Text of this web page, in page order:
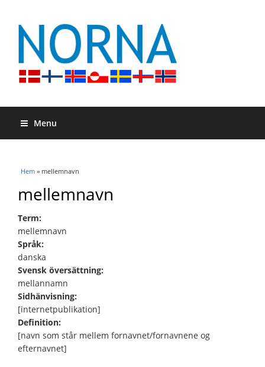
Menu
Du är här
Hem » mellemnavn
mellemnavn
Term:
mellemnavn
Språk:
danska
Svensk översättning:
mellannamn
Sidhänvisning:
[internetpublikation]
Definition:
[navn som står mellem fornavnet/fornavnene og
efternavnet]